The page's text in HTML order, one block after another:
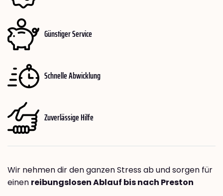
Günstiger Service
Schnelle Abwicklung
Zuverlässige Hilfe
Wir nehmen dir den ganzen Stress ab und sorgen für
einen reibungslosen Ablauf bis nach Preston